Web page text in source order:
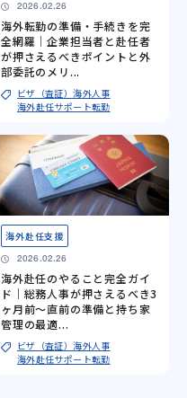
2026.02.26
海外転勤の準備・手続きを完
全網羅｜企業担当者と赴任者
が押さえるべきポイントと外
部委託のメリ...
ビザ（査証）海外人事
海外赴任サポート転勤
海外赴任支援
2026.02.26
海外赴任のやること完全ガイ
ド｜総務人事が押さえるべき3
ヶ月前～直前の準備と持ち家
管理の最適...
ビザ（査証）海外人事
海外赴任サポート転勤